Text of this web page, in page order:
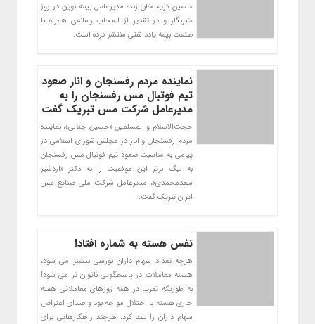
حسین کریم خان زند؛ مدیرعامل بیمه نوین در روز
خبرنگار و در تقدیر از اصحاب رسانه‌ی همراه با
صنعت بیمه یادداشتی منتشر کرده است.
نماینده مردم رفسنجان و انار صعود
تیم فوتبال مس رفسنجان را به
مدیرعامل شرکت مس تبریک گفت
حجت‌الاسلام و المسلمین «حسین جلالی»، نماینده
مردم رفسنجان و انار در مجلس شورای اسلامی در
پیامی به مناسبت صعود تیم فوتبال مس رفسنجان
به لیگ برتر این موفقیت را به دکتر «اردشیر
سعدمحمدی»، مدیرعامل شرکت ملی صنایع مس
ایران تبریک گفت.
نفس هسته به شماره افتاد!
هرچه تعداد سهام داران بورسی بیشتر می شود،
هسته معاملات در پاسخگویی ناتوان تر می شود!
به طوریکه تقریبا در همه روزهای معاملاتی هفته
جاری هسته با اختلال مواجه بود و صدای اعتراض
سهام داران را بلند کرد. هرچند راهکارهایی برای